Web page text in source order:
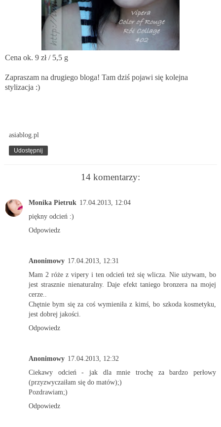
Cena ok. 9 zł / 5,5 g
Zapraszam na drugiego bloga! Tam dziś pojawi się kolejna
stylizacja :)
asiablog.pl
Udostępnij
14 komentarzy:
Monika Pietruk 17.04.2013, 12:04
piękny odcień :)
Odpowiedz
Anonimowy 17.04.2013, 12:31
Mam 2 róże z vipery i ten odcień też się wlicza. Nie używam, bo
jest strasznie nienaturalny. Daje efekt taniego bronzera na mojej
cerze..
Chętnie bym się za coś wymieniła z kimś, bo szkoda kosmetyku,
jest dobrej jakości.
Odpowiedz
Anonimowy 17.04.2013, 12:32
Ciekawy odcień - jak dla mnie trochę za bardzo perłowy
(przyzwyczaiłam się do matów);)
Pozdrawiam;)
Odpowiedz